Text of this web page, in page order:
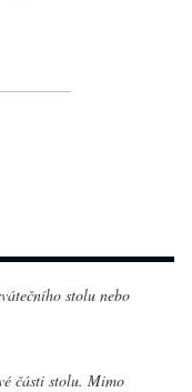
stolu nebo
části stolu. Mimo